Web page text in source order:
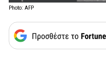
Photo: AFP